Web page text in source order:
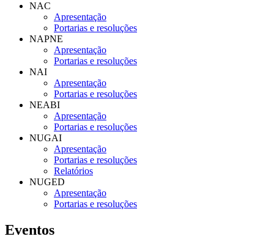
NAC
Apresentação
Portarias e resoluções
NAPNE
Apresentação
Portarias e resoluções
NAI
Apresentação
Portarias e resoluções
NEABI
Apresentação
Portarias e resoluções
NUGAI
Apresentação
Portarias e resoluções
Relatórios
NUGED
Apresentação
Portarias e resoluções
Eventos